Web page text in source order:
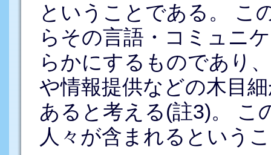
ということである。 こ
らその言語・コミュニ
らかにするものであり
や情報提供などの木目
あると考える(註3)。 こ
人々が含まれるという